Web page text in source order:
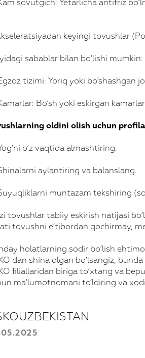
sovutgich: Yetarlicha antifriz
keyingi tovushlar
sabablar bilan bo‘lishi mumkin:
tizimi: Yoriq yoki bo‘shashgan
Bo‘sh yoki eskirgan
oldini olish uchun
o‘z vaqtida almashtiring.
aylantiring va balanslang.
muntazam tekshiring
tovushlar tabiiy eskirish natijasi
tovushni e’tibordan qochirmay,
holatlarning sodir bo‘lish
dan shina olgan bo‘lsangiz,
filiallaridan biriga to‘xtang va
ma’lumotnomani to’ldiring va